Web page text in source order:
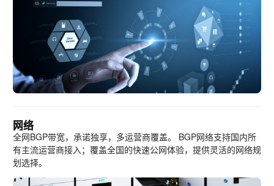
网络
全网BGP带宽，承诺独享，多运营商覆盖。 BGP网络支持国内所
有主流运营商接入；覆盖全国的快速公网体验，提供灵活的网络规
划选择。